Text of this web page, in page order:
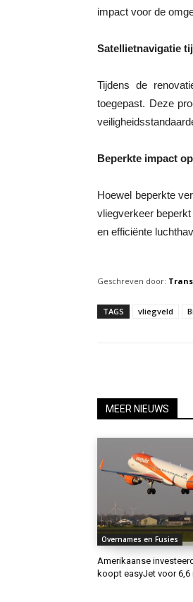
impact voor de
Satellietnavigatie
Tijdens de
toegepast. Deze
Beperkte impact
Hoewel beperkte
vliegverkeer
en efficiënte
Geschreven door:
TAGS vliegveld
MEER NIEUWS
Overnames en Fusies
Amerikaanse
koopt easyJet voor 6,6